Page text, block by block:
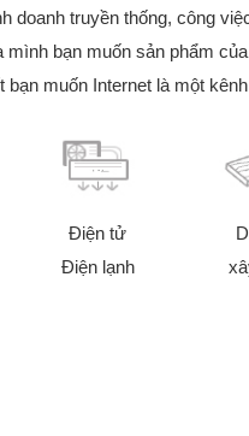
doanh truyền thống, công
bạn muốn sản phẩm
bạn muốn Internet là một
Điện tử
Điện lạnh